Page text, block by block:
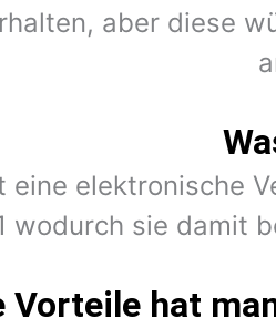
aber diese
eine elektronische
wodurch sie damit
Vorteile hat